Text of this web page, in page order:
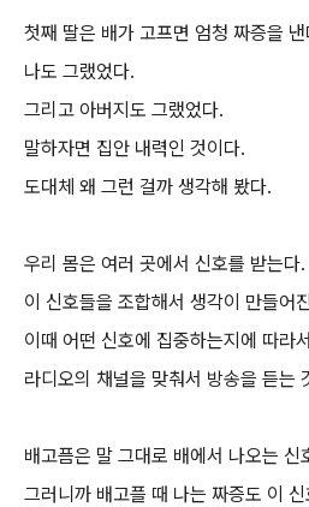
첫째 딸은 배가 고프면 엄청 짜증을 낸
나도 그랬었다.
그리고 아버지도 그랬었다.
말하자면 집안 내력인 것이다.
도대체 왜 그런 걸까 생각해 봤다.
우리 몸은 여러 곳에서 신호를 받는다.
이 신호들을 조합해서 생각이 만들어
이때 어떤 신호에 집중하는지에 따라
라디오의 채널을 맞춰서 방송을 듣는
배고픔은 말 그대로 배에서 나오는 신
그러니까 배고플 때 나는 짜증도 이